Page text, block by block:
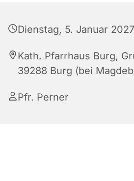
Dienstag, 5. Januar
Kath. Pfarrhaus Burg,
39288 Burg (bei
Pfr. Perner